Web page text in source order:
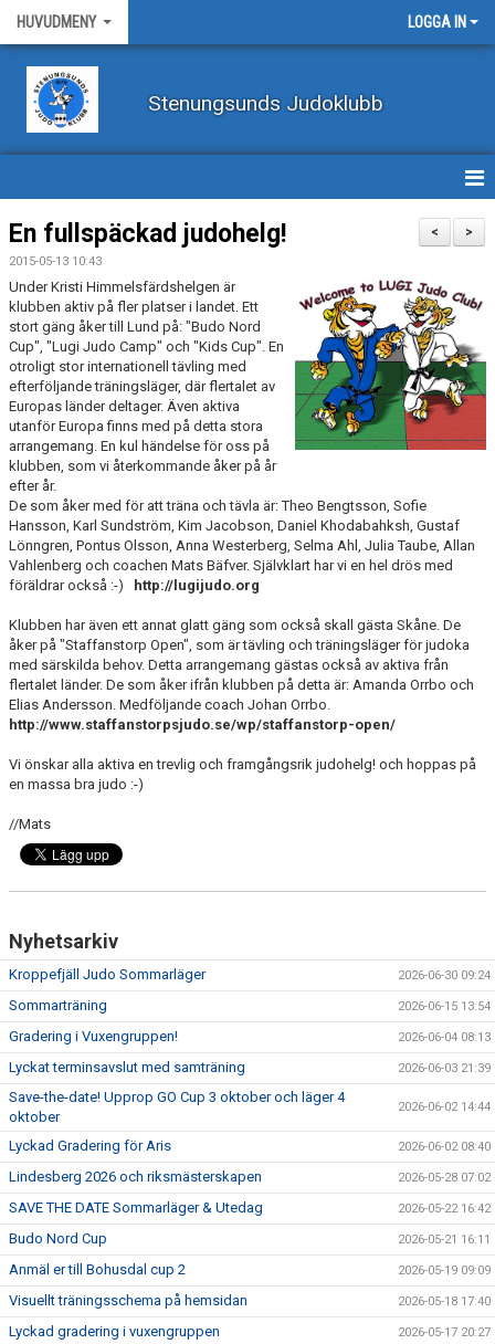
HUVUDMENY LOGGA IN
Stenungsunds Judoklubb
HEM
FÖRBUNDSNYHETER
BILDER
BÖRJA TRÄNA JUDO
BLI MEDLEM
VECKOSCHEMA
>
<
En fullspäckad judohelg!
2015-05-13 10:43
Under Kristi Himmelsfärdshelgen är
klubben aktiv på fler platser i landet. Ett
stort gäng åker till Lund på: "Budo Nord
Cup", "Lugi Judo Camp" och "Kids Cup". En
otroligt stor internationell tävling med
efterföljande träningsläger, där flertalet av
Europas länder deltager. Även aktiva
utanför Europa finns med på detta stora
arrangemang. En kul händelse för oss på
klubben, som vi återkommande åker på år
efter år.
De som åker med för att träna och tävla är: Theo Bengtsson, Sofie
Hansson, Karl Sundström, Kim Jacobson, Daniel Khodabahksh, Gustaf
Lönngren, Pontus Olsson, Anna Westerberg, Selma Ahl, Julia Taube, Allan
Vahlenberg och coachen Mats Bäfver. Självklart har vi en hel drös med
föräldrar också :-)
http://lugijudo.org
Klubben har även ett annat glatt gäng som också skall gästa Skåne. De
åker på "Staffanstorp Open", som är tävling och träningsläger för judoka
med särskilda behov. Detta arrangemang gästas också av aktiva från
flertalet länder. De som åker ifrån klubben på detta är: Amanda Orrbo och
Elias Andersson. Medföljande coach Johan Orrbo.
http://www.staffanstorpsjudo.se/wp/staffanstorp-open/
Vi önskar alla aktiva en trevlig och framgångsrik judohelg! och hoppas på
en massa bra judo :-)
//Mats
Nyhetsarkiv
Kroppefjäll Judo Sommarläger 2026-06-30 09:24
Sommarträning 2026-06-15 13:54
Gradering i Vuxengruppen! 2026-06-04 08:13
Lyckat terminsavslut med samträning 2026-06-03 21:39
Save-the-date! Upprop GO Cup 3 oktober och läger 4
oktober
2026-06-02 14:44
Lyckad Gradering för Aris 2026-06-02 08:40
Lindesberg 2026 och riksmästerskapen 2026-05-28 07:02
SAVE THE DATE Sommarläger & Utedag 2026-05-22 16:42
Budo Nord Cup 2026-05-21 16:11
Anmäl er till Bohusdal cup 2 2026-05-19 09:09
Visuellt träningsschema på hemsidan 2026-05-18 17:40
Lyckad gradering i vuxengruppen 2026-05-17 20:27